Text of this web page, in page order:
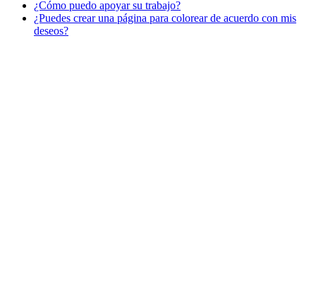
Libros para colorear para niños
Nezaradené
¿Cómo puedo apoyar su trabajo?
¿Puedes crear una página para colorear de acuerdo con mis
deseos?